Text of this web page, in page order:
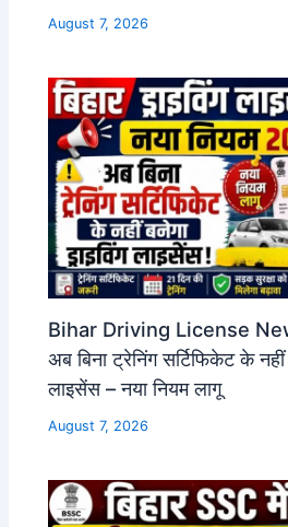
August 7, 2026
Bihar Driving License
अब बिना ट्रेनिंग सर्टिफिकेट के नहीं
लाइसेंस – नया नियम लागू
August 7, 2026